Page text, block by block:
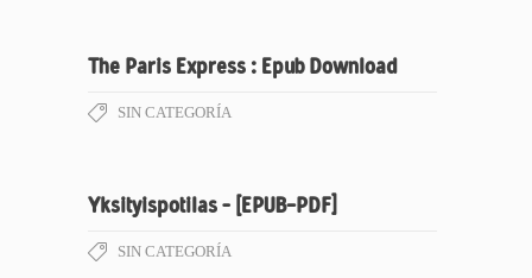
The Paris Express : Epub Download
SIN CATEGORÍA
Yksityispotilas – [EPUB-PDF]
SIN CATEGORÍA